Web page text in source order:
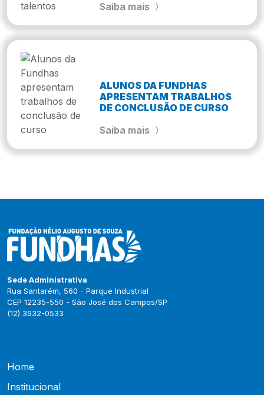
Saiba mais
ALUNOS DA FUNDHAS
APRESENTAM TRABALHOS
DE CONCLUSÃO DE CURSO
Saiba mais
Sede Administrativa
Rua Santarém, 560 - Parque Industrial
CEP 12235-550 - São José dos Campos/SP
(12) 3932-0533
Home
Institucional